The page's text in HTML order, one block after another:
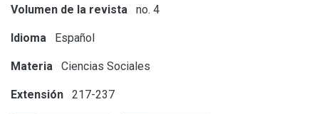
Volumen de la revista no. 4
Idioma Español
Materia Ciencias Sociales
Extensión 217-237